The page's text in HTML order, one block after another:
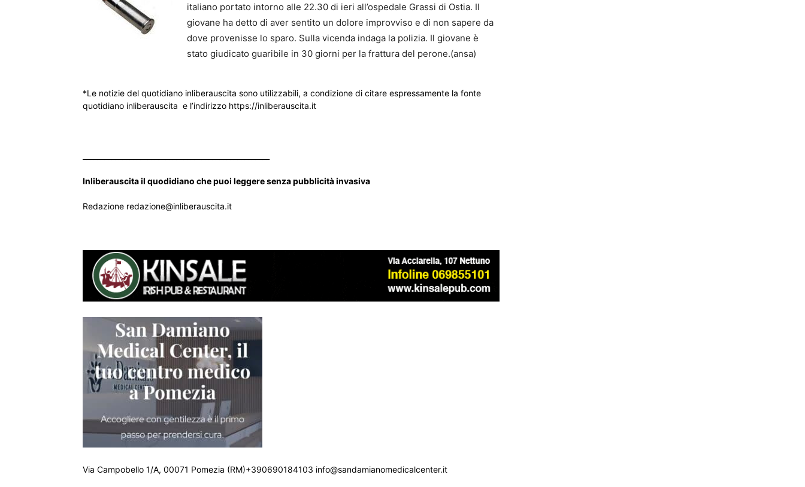
italiano portato intorno alle 22.30 di ieri all’ospedale Grassi di Ostia. Il
giovane ha detto di aver sentito un dolore improvviso e di non sapere da
dove provenisse lo sparo. Sulla vicenda indaga la polizia. Il giovane è
stato giudicato guaribile in 30 giorni per la frattura del perone.(ansa)
*Le notizie del quotidiano inliberauscita sono utilizzabili, a condizione di citare espressamente la fonte
quotidiano inliberauscita e l’indirizzo https://inliberauscita.it
Inliberauscita il quodidiano che puoi leggere senza pubblicità invasiva
Redazione redazione@inliberauscita.it
Via Campobello 1/A, 00071 Pomezia (RM)+390690184103 info@sandamianomedicalcenter.it